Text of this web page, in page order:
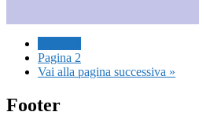
Pagina 2
Vai alla pagina successiva »
Footer